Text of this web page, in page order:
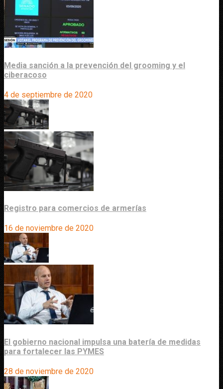
Media sanción a la prevención del grooming y el
ciberacoso
4 de septiembre de 2020
Registro para comercios de armerías
16 de noviembre de 2020
El gobierno nacional impulsa una batería de medidas
para fortalecer las PYMES
28 de noviembre de 2020